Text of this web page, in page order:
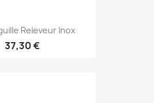
Releveur Inox
37,30 €